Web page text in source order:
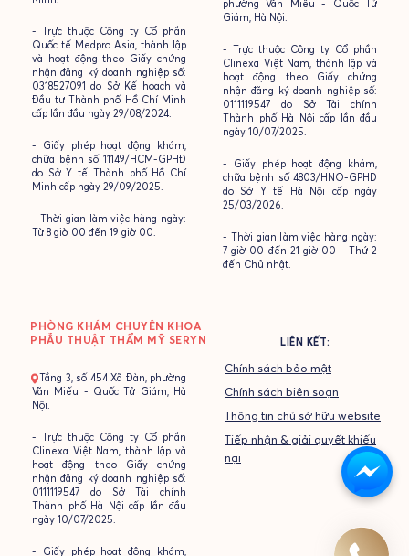
- Trực thuộc Công ty Cổ phần
Quốc tế Medpro Asia, thành lập
và hoạt động theo Giấy chứng
nhận đăng ký doanh nghiệp số:
0318527091 do Sở Kế hoạch và
Đầu tư Thành phố Hồ Chí Minh
cấp lần đầu ngày 29/08/2024.
- Giấy phép hoạt động khám,
chữa bệnh số 11149/HCM-GPHĐ
do Sở Y tế Thành phố Hồ Chí
Minh cấp ngày 29/09/2025.
- Thời gian làm việc hàng ngày:
Từ 8 giờ 00 đến 19 giờ 00.
phường Văn Miếu - Quốc Tử
Giám, Hà Nội.
- Trực thuộc Công ty Cổ phần
Clinexa Việt Nam, thành lập và
hoạt động theo Giấy chứng
nhận đăng ký doanh nghiệp số:
0111119547 do Sở Tài chính
Thành phố Hà Nội cấp lần đầu
ngày 10/07/2025.
- Giấy phép hoạt động khám,
chữa bệnh số 4803/HNO-GPHĐ
do Sở Y tế Hà Nội cấp ngày
25/03/2026.
- Thời gian làm việc hàng ngày:
7 giờ 00 đến 21 giờ 00 - Thứ 2
đến Chủ nhật.
PHÒNG KHÁM CHUYÊN KHOA
PHẪU THUẬT THẨM MỸ SERYN
- Tầng 3, số 454 Xã Đàn, phường
Văn Miếu - Quốc Tử Giám, Hà
Nội.
- Trực thuộc Công ty Cổ phần
Clinexa Việt Nam, thành lập và
hoạt động theo Giấy chứng
nhận đăng ký doanh nghiệp số:
0111119547 do Sở Tài chính
Thành phố Hà Nội cấp lần đầu
ngày 10/07/2025.
- Giấy phép hoạt động khám,
LIÊN KẾT:
Chính sách bảo mật
Chính sách biên soạn
Thông tin chủ sở hữu website
Tiếp nhận & giải quyết khiếu
nại